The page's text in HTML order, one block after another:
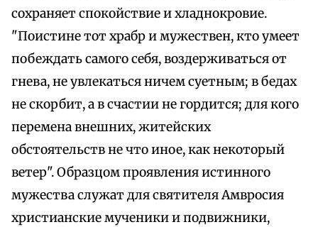
сохраняет спокойствие и хладнокровие.
"Поистине тот храбр и мужествен, кто умеет
побеждать самого себя, воздерживаться от
гнева, не увлекаться ничем суетным; в бедах
не скорбит, а в счастии не гордится; для кого
перемена внешних, житейских
обстоятельств не что иное, как некоторый
ветер". Образцом проявления истинного
мужества служат для святителя Амвросия
христианские мученики и подвижники,